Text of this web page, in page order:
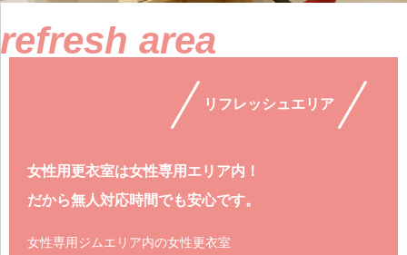
refresh area
リフレッシュエリア
女性用更衣室は女性専用エリア内！
だから無人対応時間でも安心です。
女性専用ジムエリア内の女性更衣室